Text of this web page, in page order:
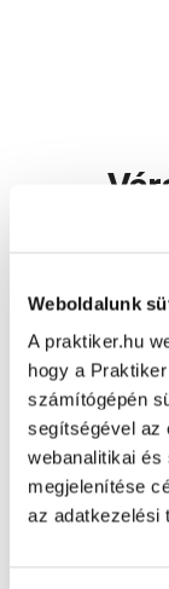
Weboldalunk
A praktiker.hu
hogy a
számítógépén
segítségével az
webanalitikai és
megjelenítése
az adatkezelési